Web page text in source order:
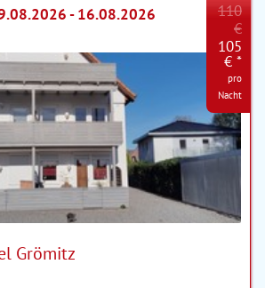
- 16.08.2026
Grömitz
110
€
105
€ *
pro
Nacht